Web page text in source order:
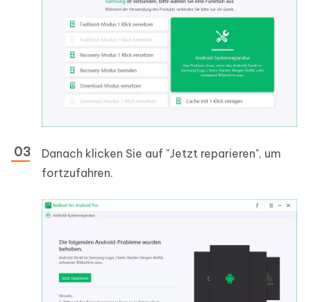
Danach klicken Sie auf "Jetzt reparieren", um
fortzufahren.